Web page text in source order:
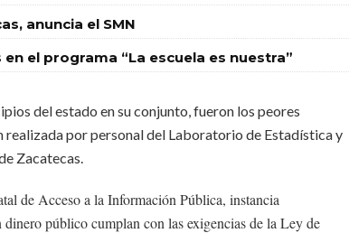
anuncia el SMN
el programa “La escuela es nuestra”
del estado en su conjunto, fueron los peores
por personal del Laboratorio de Estadística y
Zacatecas.
de Acceso a la Información Pública, instancia
público cumplan con las exigencias de la Ley de